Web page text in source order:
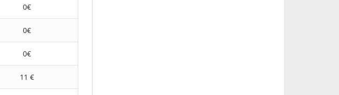
0€
0€
0€
11 €